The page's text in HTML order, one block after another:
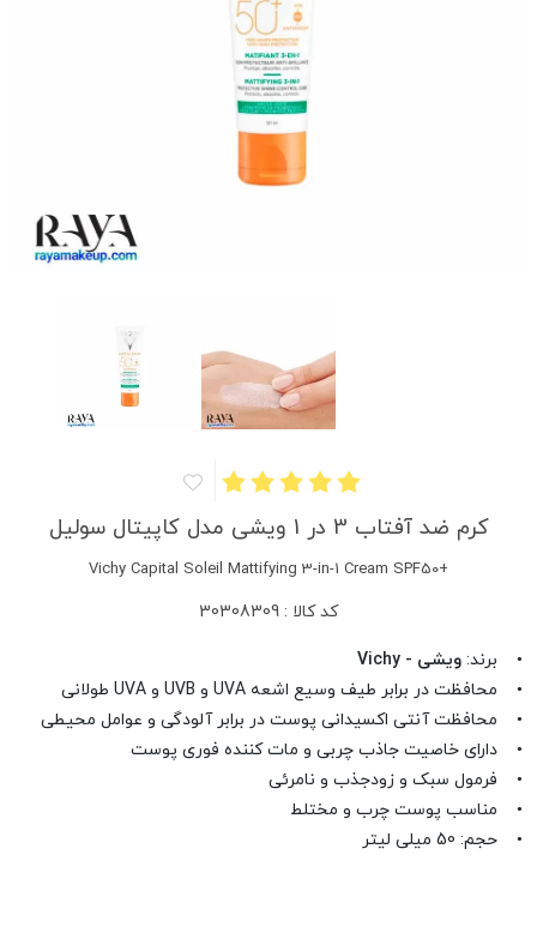
کرم ضد آفتاب 3 در 1 ویشی مدل کاپیتال سولیل
+Vichy Capital Soleil Mattifying 3-in-1 Cream SPF50
کد کالا : 30308309
• برند: ویشی - Vichy
• محافظت در برابر طیف وسیع اشعه UVA و UVB و UVA طولانی
• محافظت آنتی اکسیدانی پوست در برابر آلودگی و عوامل محیطی
• دارای خاصیت جاذب چربی و مات کننده فوری پوست
• فرمول سبک و زودجذب و نامرئی
• مناسب پوست چرب و مختلط
• حجم: 50 میلی لیتر